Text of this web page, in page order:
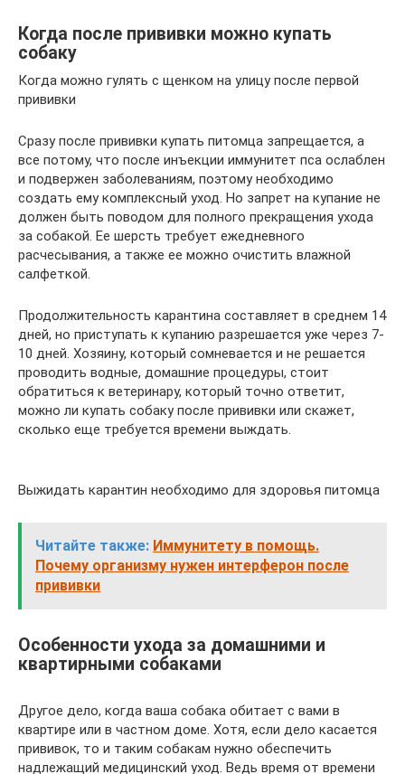
Когда после прививки можно купать
собаку
Когда можно гулять с щенком на улицу после первой
прививки
Сразу после прививки купать питомца запрещается, а
все потому, что после инъекции иммунитет пса ослаблен
и подвержен заболеваниям, поэтому необходимо
создать ему комплексный уход. Но запрет на купание не
должен быть поводом для полного прекращения ухода
за собакой. Ее шерсть требует ежедневного
расчесывания, а также ее можно очистить влажной
салфеткой.
Продолжительность карантина составляет в среднем 14
дней, но приступать к купанию разрешается уже через 7-
10 дней. Хозяину, который сомневается и не решается
проводить водные, домашние процедуры, стоит
обратиться к ветеринару, который точно ответит,
можно ли купать собаку после прививки или скажет,
сколько еще требуется времени выждать.
Выжидать карантин необходимо для здоровья питомца
Читайте также: Иммунитету в помощь.
Почему организму нужен интерферон после
прививки
Особенности ухода за домашними и
квартирными собаками
Другое дело, когда ваша собака обитает с вами в
квартире или в частном доме. Хотя, если дело касается
прививок, то и таким собакам нужно обеспечить
надлежащий медицинский уход. Ведь время от времени